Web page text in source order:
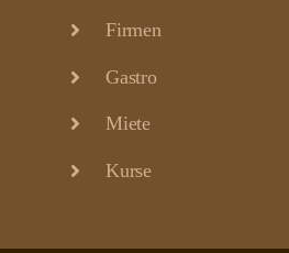
Firmen
Gastro
Miete
Kurse